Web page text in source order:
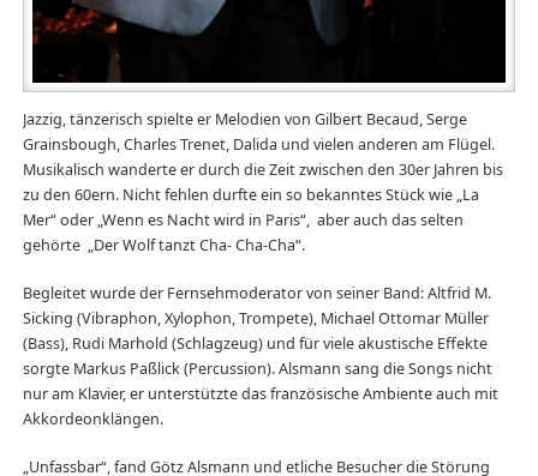
Jazzig, tänzerisch spielte er Melodien von Gilbert Becaud, Serge
Grainsbough, Charles Trenet, Dalida und vielen anderen am Flügel.
Musikalisch wanderte er durch die Zeit zwischen den 30er Jahren bis
zu den 60ern. Nicht fehlen durfte ein so bekanntes Stück wie „La
Mer“ oder „Wenn es Nacht wird in Paris“, aber auch das selten
gehörte „Der Wolf tanzt Cha- Cha-Cha“.
Begleitet wurde der Fernsehmoderator von seiner Band: Altfrid M.
Sicking (Vibraphon, Xylophon, Trompete), Michael Ottomar Müller
(Bass), Rudi Marhold (Schlagzeug) und für viele akustische Effekte
sorgte Markus Paßlick (Percussion). Alsmann sang die Songs nicht
nur am Klavier, er unterstützte das französische Ambiente auch mit
Akkordeonklängen.
„Unfassbar“, fand Götz Alsmann und etliche Besucher die Störung